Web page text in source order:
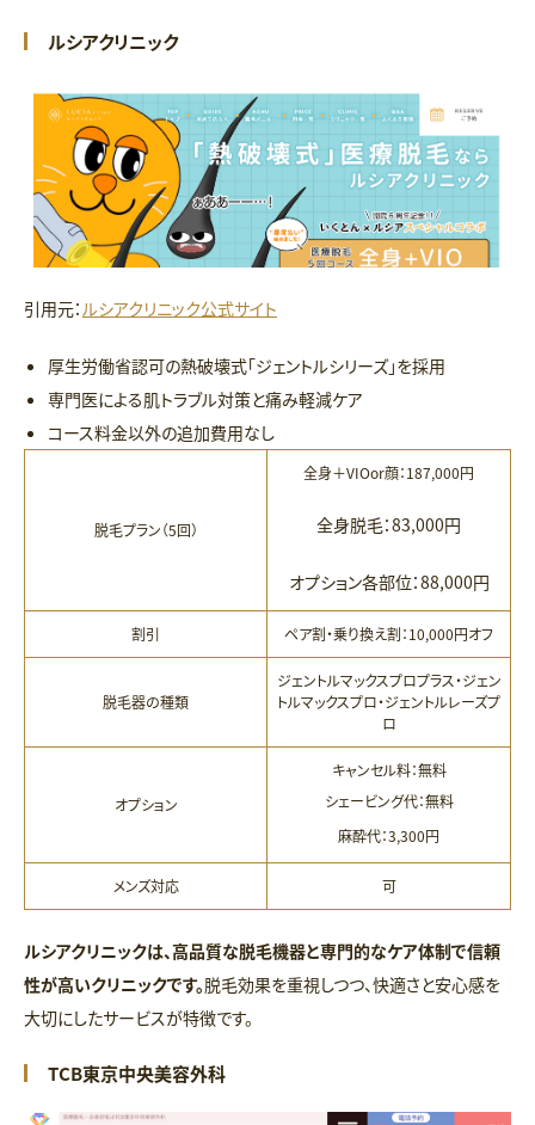
ルシアクリニック
引用元：ルシアクリニック公式サイト
厚生労働省認可の熱破壊式「ジェントルシリーズ」を採用
専門医による肌トラブル対策と痛み軽減ケア
コース料金以外の追加費用なし
脱毛プラン（5回）
全身＋VIOor顔：187,000円
全身脱毛：83,000円
オプション各部位：88,000円
割引 ペア割・乗り換え割：10,000円オフ
脱毛器の種類
ジェントルマックスプロプラス・ジェン
トルマックスプロ・ジェントルレーズプ
ロ
オプション
キャンセル料：無料
シェービング代：無料
麻酔代：3,300円
メンズ対応 可
ルシアクリニックは、高品質な脱毛機器と専門的なケア体制で信頼
性が高いクリニックです。脱毛効果を重視しつつ、快適さと安心感を
大切にしたサービスが特徴です。
TCB東京中央美容外科